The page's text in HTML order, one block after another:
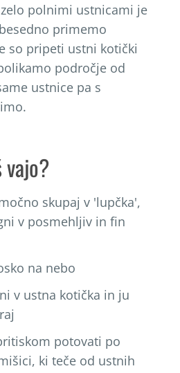
polnimi ustnicami je
primemo
so pripeti ustni kotički
področje od
ustnice pa s
vajo?
skupaj v 'lupčka',
v posmehljiv in fin
na nebo
v ustna kotička in ju
potovati po
ki teče od ustnih